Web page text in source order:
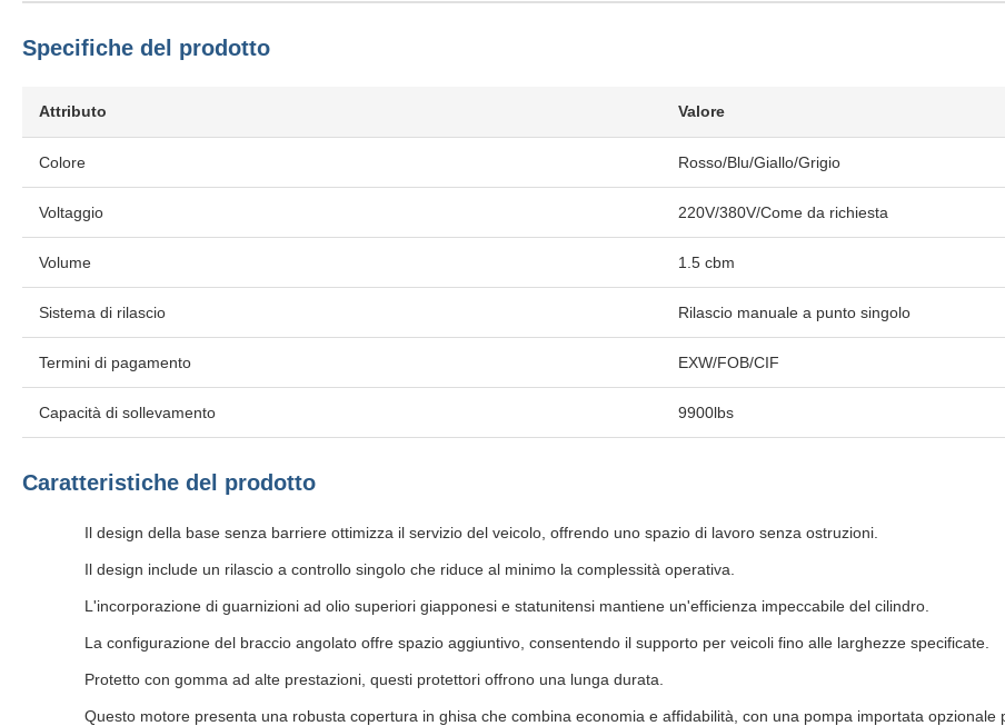
Specifiche del prodotto
Attributo Valore
Colore Rosso/Blu/Giallo/Grigio
Voltaggio 220V/380V/Come da richiesta
Volume 1.5 cbm
Sistema di rilascio Rilascio manuale a punto singolo
Termini di pagamento EXW/FOB/CIF
Capacità di sollevamento 9900lbs
Caratteristiche del prodotto
Il design della base senza barriere ottimizza il servizio del veicolo, offrendo uno spazio di lavoro senza ostruzioni.
Il design include un rilascio a controllo singolo che riduce al minimo la complessità operativa.
L'incorporazione di guarnizioni ad olio superiori giapponesi e statunitensi mantiene un'efficienza impeccabile del cilindro.
La configurazione del braccio angolato offre spazio aggiuntivo, consentendo il supporto per veicoli fino alle larghezze specificate.
Protetto con gomma ad alte prestazioni, questi protettori offrono una lunga durata.
Questo motore presenta una robusta copertura in ghisa che combina economia e affidabilità, con una pompa importata opzionale